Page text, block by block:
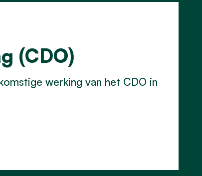
(CDO)
werking van het CDO in